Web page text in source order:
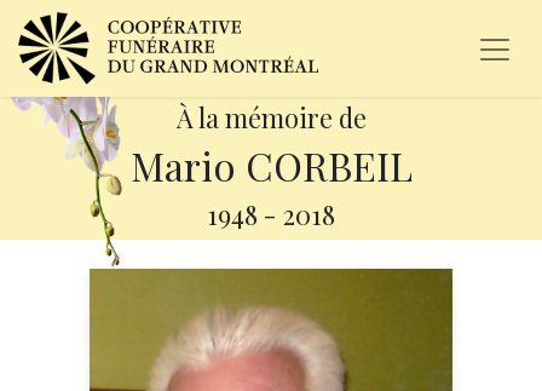
À la mémoire de
Mario CORBEIL
1948 - 2018